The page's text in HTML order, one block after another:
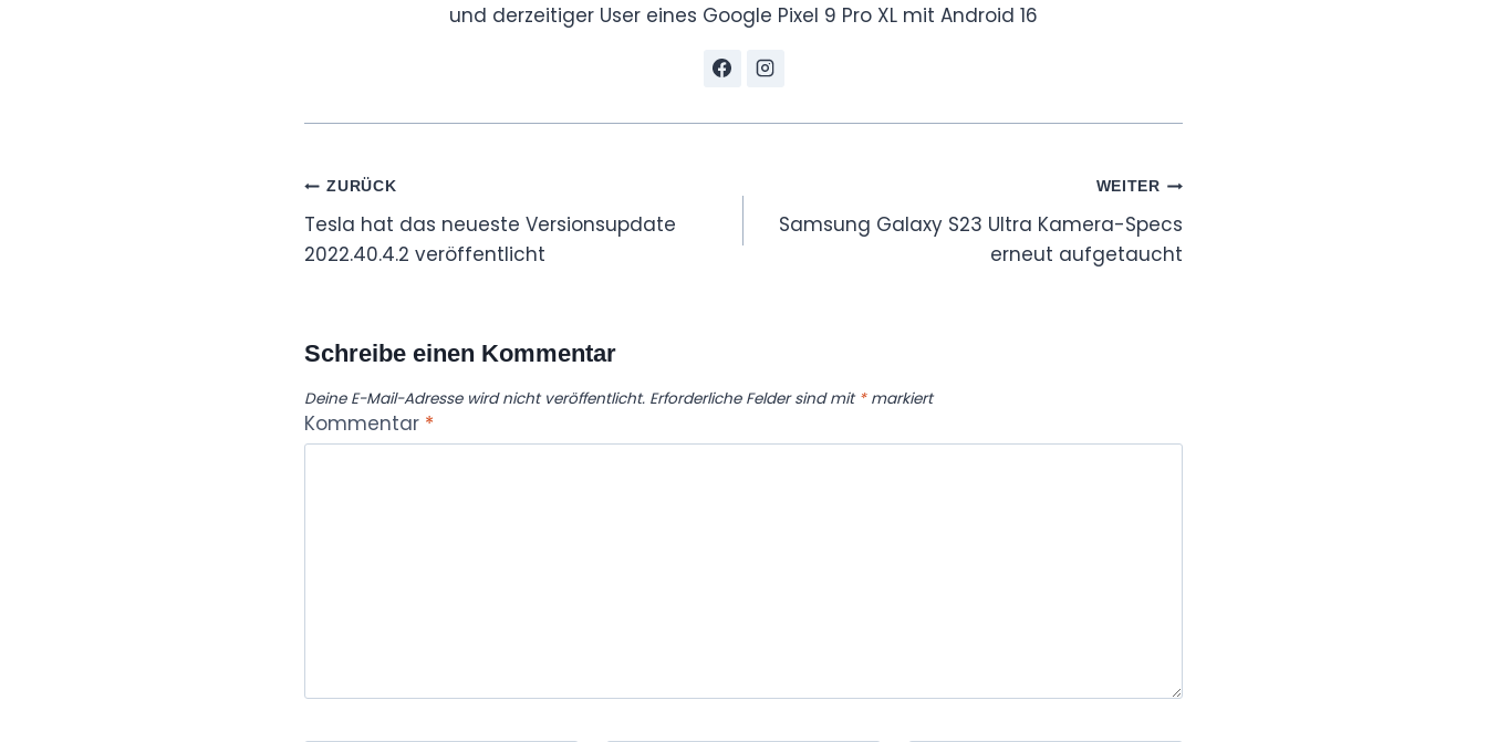
und derzeitiger User eines Google Pixel 9 Pro XL mit Android 16
Beitragsnavigation
ZURÜCK
Tesla hat das neueste Versionsupdate
2022.40.4.2 veröffentlicht
WEITER
Samsung Galaxy S23 Ultra Kamera-Specs
erneut aufgetaucht
Schreibe einen Kommentar
Deine E-Mail-Adresse wird nicht veröffentlicht. Erforderliche Felder sind mit *markiert
Kommentar *